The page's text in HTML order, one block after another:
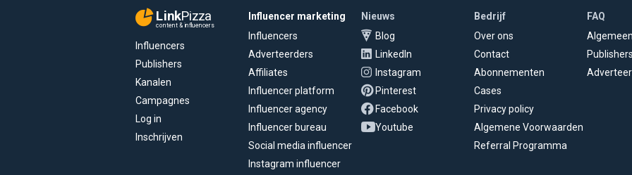
LinkPizza
content & influencers
Influencers
Publishers
Kanalen
Campagnes
Log in
Inschrijven
Influencer marketing
Influencers
Adverteerders
Affiliates
Influencer platform
Influencer agency
Influencer bureau
Social media influencer
Instagram influencer
Nieuws
Blog
LinkedIn
Instagram
Pinterest
Facebook
Youtube
Bedrijf
Over ons
Contact
Abonnementen
Cases
Privacy policy
Algemene Voorwaarden
Referral Programma
FAQ
Algemeen
Publishers